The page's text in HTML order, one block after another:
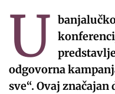
U
odgovorna
sve“. Ovaj